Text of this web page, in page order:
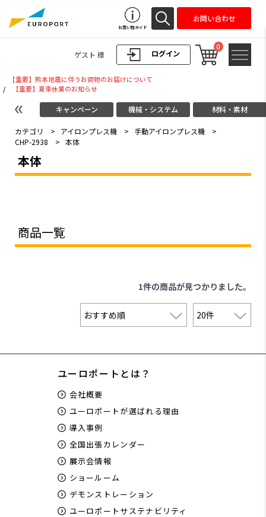
ログイン
ゲスト 様
0
お買い物ガイド
お問い合わせ
【重要】熊本地震に伴うお荷物のお届けについて
/
【重要】夏季休業のお知らせ
キャンペーン 機械・システム 材料・素材
カテゴリ > アイロンプレス機 > 手動アイロンプレス機
>
CHP-2938
> 本体
本体
商品一覧
1件の商品が見つかりました。
ユーロポートとは？
会社概要
ユーロポートが選ばれる理由
導入事例
全国出張カレンダー
展示会情報
ショールーム
デモンストレーション
ユーロポートサステナビリティ